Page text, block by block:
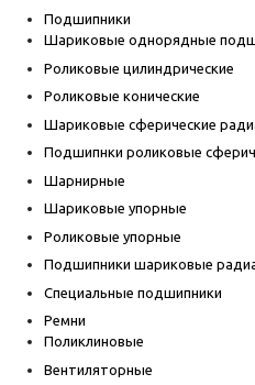
Подшипники
Шариковые однорядные
Роликовые цилиндрические
Роликовые конические
Шариковые сферические
Подшипнки роликовые
Шарнирные
Шариковые упорные
Роликовые упорные
Подшипники шариковые
Специальные подшипники
Ремни
Поликлиновые
Вентиляторные